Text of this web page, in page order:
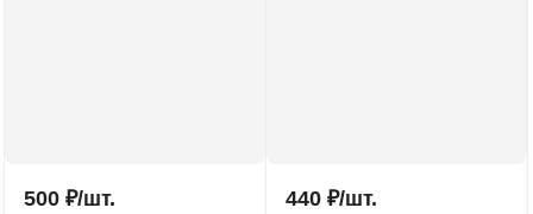
500 ₽/шт. 440 ₽/шт.